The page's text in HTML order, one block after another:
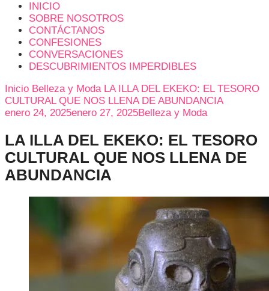
INICIO
SOBRE NOSOTROS
CONTÁCTANOS
CONFESIONES
CONVERSACIONES
DESCUBRIMIENTOS IMPERDIBLES
Inicio Belleza y Moda LA ILLA DEL EKEKO: EL TESORO
CULTURAL QUE NOS LLENA DE ABUNDANCIA
enero 24, 2025enero 27, 2025Belleza y Moda
LA ILLA DEL EKEKO: EL TESORO
CULTURAL QUE NOS LLENA DE
ABUNDANCIA